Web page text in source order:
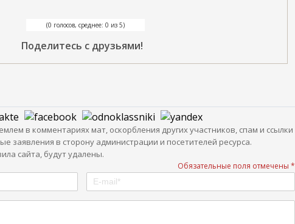
(0 голосов, среднее: 0 из 5)
Поделитесь с друзьями!
в комментариях мат, оскорбления других участников, спам и ссылки
заявления в сторону администрации и посетителей ресурса.
сайта, будут удалены.
Обязательные поля отмечены *